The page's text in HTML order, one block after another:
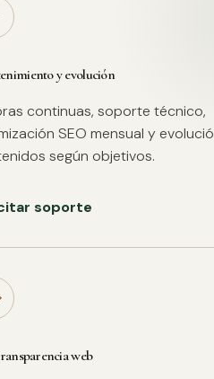
y evolución
continuas, soporte técnico,
SEO mensual y
según objetivos.
soporte
web